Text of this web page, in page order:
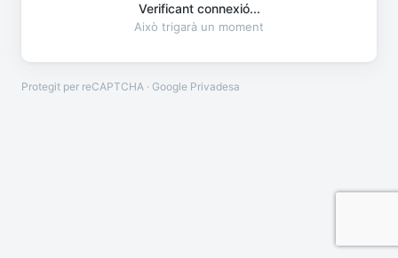
Verificant connexió...
Això trigarà un moment
Protegit per reCAPTCHA · Google Privadesa